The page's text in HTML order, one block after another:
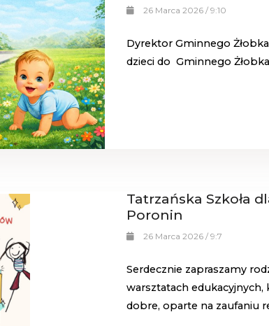
26 Marca 2026 / 9:10
Dyrektor Gminnego
dzieci do Gminnego
Tatrzańska Szkoła
Poronin
26 Marca 2026 / 9:7
Serdecznie zapraszamy
warsztatach
dobre, oparte na zaufaniu